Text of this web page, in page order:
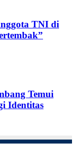
TNI di
Temui
Identitas